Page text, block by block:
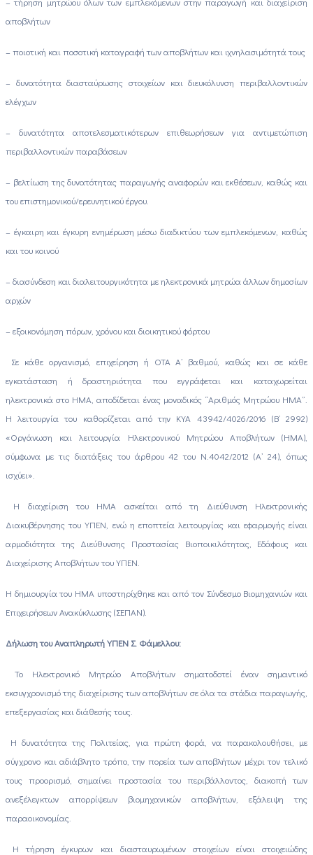
αποβλήτων
– ποιοτική και ποσοτική καταγραφή των αποβλήτων και ιχνηλασιμότητά τους
– δυνατότητα διασταύρωσης στοιχείων και διευκόλυνση περιβαλλοντικών
ελέγχων
– δυνατότητα αποτελεσματικότερων επιθεωρήσεων για αντιμετώπιση
περιβαλλοντικών παραβάσεων
– βελτίωση της δυνατότητας παραγωγής αναφορών και εκθέσεων, καθώς και
του επιστημονικού/ερευνητικού έργου.
– έγκαιρη και έγκυρη ενημέρωση μέσω διαδικτύου των εμπλεκόμενων, καθώς
και του κοινού
– διασύνδεση και διαλειτουργικότητα με ηλεκτρονικά μητρώα άλλων δημοσίων
αρχών
– εξοικονόμηση πόρων, χρόνου και διοικητικού φόρτου
Σε κάθε οργανισμό, επιχείρηση ή ΟΤΑ Α’ βαθμού, καθώς και σε κάθε
εγκατάσταση ή δραστηριότητα που εγγράφεται και καταχωρείται
ηλεκτρονικά στο ΗΜΑ, αποδίδεται ένας μοναδικός “Αριθμός Μητρώου ΗΜΑ”.
Η λειτουργία του καθορίζεται από την ΚΥΑ 43942/4026/2016 (Β’ 2992)
«Οργάνωση και λειτουργία Ηλεκτρονικού Μητρώου Αποβλήτων (ΗΜΑ),
σύμφωνα με τις διατάξεις του άρθρου 42 του Ν.4042/2012 (Α’ 24), όπως
ισχύει».
Η διαχείριση του ΗΜΑ ασκείται από τη Διεύθυνση Ηλεκτρονικής
Διακυβέρνησης του ΥΠΕΝ, ενώ η εποπτεία λειτουργίας και εφαρμογής είναι
αρμοδιότητα της Διεύθυνσης Προστασίας Βιοποικιλότητας, Εδάφους και
Διαχείρισης Αποβλήτων του ΥΠΕΝ.
Η δημιουργία του ΗΜΑ υποστηρίχθηκε και από τον Σύνδεσμο Βιομηχανιών και
Επιχειρήσεων Ανακύκλωσης (ΣΕΠΑΝ).
Δήλωση του Αναπληρωτή ΥΠΕΝ Σ. Φάμελλου:
Το Ηλεκτρονικό Μητρώο Αποβλήτων σηματοδοτεί έναν σημαντικό
εκσυγχρονισμό της διαχείρισης των αποβλήτων σε όλα τα στάδια παραγωγής,
επεξεργασίας και διάθεσής τους.
Η δυνατότητα της Πολιτείας, για πρώτη φορά, να παρακολουθήσει, με
σύγχρονο και αδιάβλητο τρόπο, την πορεία των αποβλήτων μέχρι τον τελικό
τους προορισμό, σημαίνει προστασία του περιβάλλοντος, διακοπή των
ανεξέλεγκτων απορρίψεων βιομηχανικών αποβλήτων, εξάλειψη της
παραοικονομίας.
Η τήρηση έγκυρων και διασταυρωμένων στοιχείων είναι στοιχειώδης